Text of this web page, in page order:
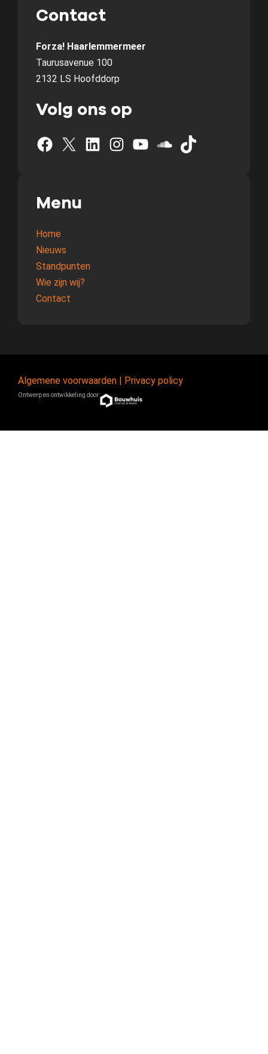
Contact
Forza! Haarlemmermeer
Taurusavenue 100
2132 LS Hoofddorp
Volg ons op
Facebook X LinkedIn Instagram YouTube SoundCloud TikTok
Menu
Home
Nieuws
Standpunten
Wie zijn wij?
Contact
Algemene voorwaarden | Privacy policy
Ontwerp en ontwikkeling door: